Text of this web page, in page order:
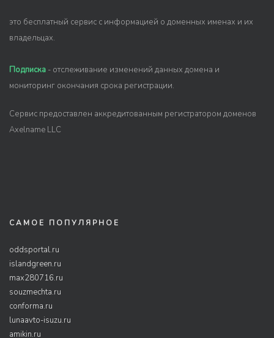
это бесплатный сервис с информацией о доменных именах и их
владельцах.
Подписка - отслеживание изменений данных домена и
мониторинг окончания срока регистрации.
Сервис предоставлен аккредитованным регистратором доменов
Axelname LLC
САМОЕ ПОПУЛЯРНОЕ
oddsportal.ru
islandgreen.ru
max280716.ru
souzmechta.ru
conforma.ru
lunaavto-isuzu.ru
amikin.ru